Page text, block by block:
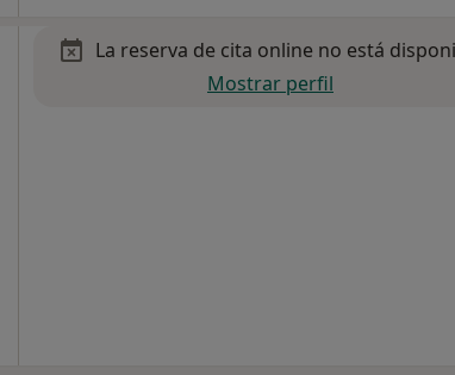
La reserva de cita online no está
Mostrar perfil